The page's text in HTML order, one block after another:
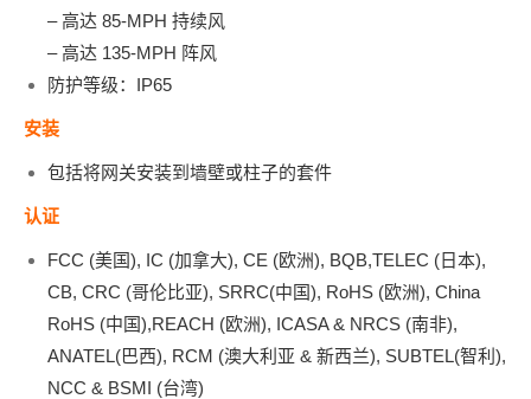
– 高达 85-MPH 持续风
– 高达 135-MPH 阵风
防护等级：IP65
安装
包括将网关安装到墙壁或柱子的套件
认证
FCC (美国), IC (加拿大), CE (欧洲), BQB,TELEC (日本),
CB, CRC (哥伦比亚), SRRC(中国), RoHS (欧洲), China
RoHS (中国),REACH (欧洲), ICASA & NRCS (南非),
ANATEL(巴西), RCM (澳大利亚 & 新西兰), SUBTEL(智利),
NCC & BSMI (台湾)